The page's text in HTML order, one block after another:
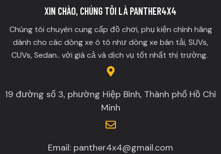
XIN CHÀO, CHÚNG TÔI LÀ PANTHER4X4
Chúng tôi chuyên cung cấp đồ chơi, phụ kiện chính hãng
dành cho các dòng xe ô tô như dòng xe bán tải, SUVs,
CUVs, Sedan.. với giá cả và dịch vụ tốt nhất thị trường.
19 đường số 3, phường Hiệp Bình, Thành phố Hồ Chí
Minh
Email: panther4x4@gmail.com